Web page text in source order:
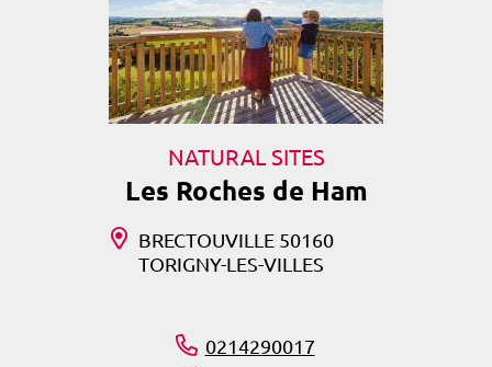
NATURAL SITES
Les Roches de Ham
BRECTOUVILLE 50160
TORIGNY-LES-VILLES
0214290017